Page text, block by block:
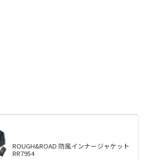
ROUGH&ROAD 防風インナージャケット
RR7954